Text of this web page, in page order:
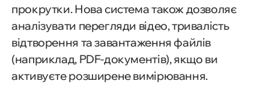
прокрутки. Нова система також дозволяє
аналізувати перегляди відео, тривалість
відтворення та завантаження файлів
(наприклад, PDF-документів), якщо ви
активуєте розширене вимірювання.